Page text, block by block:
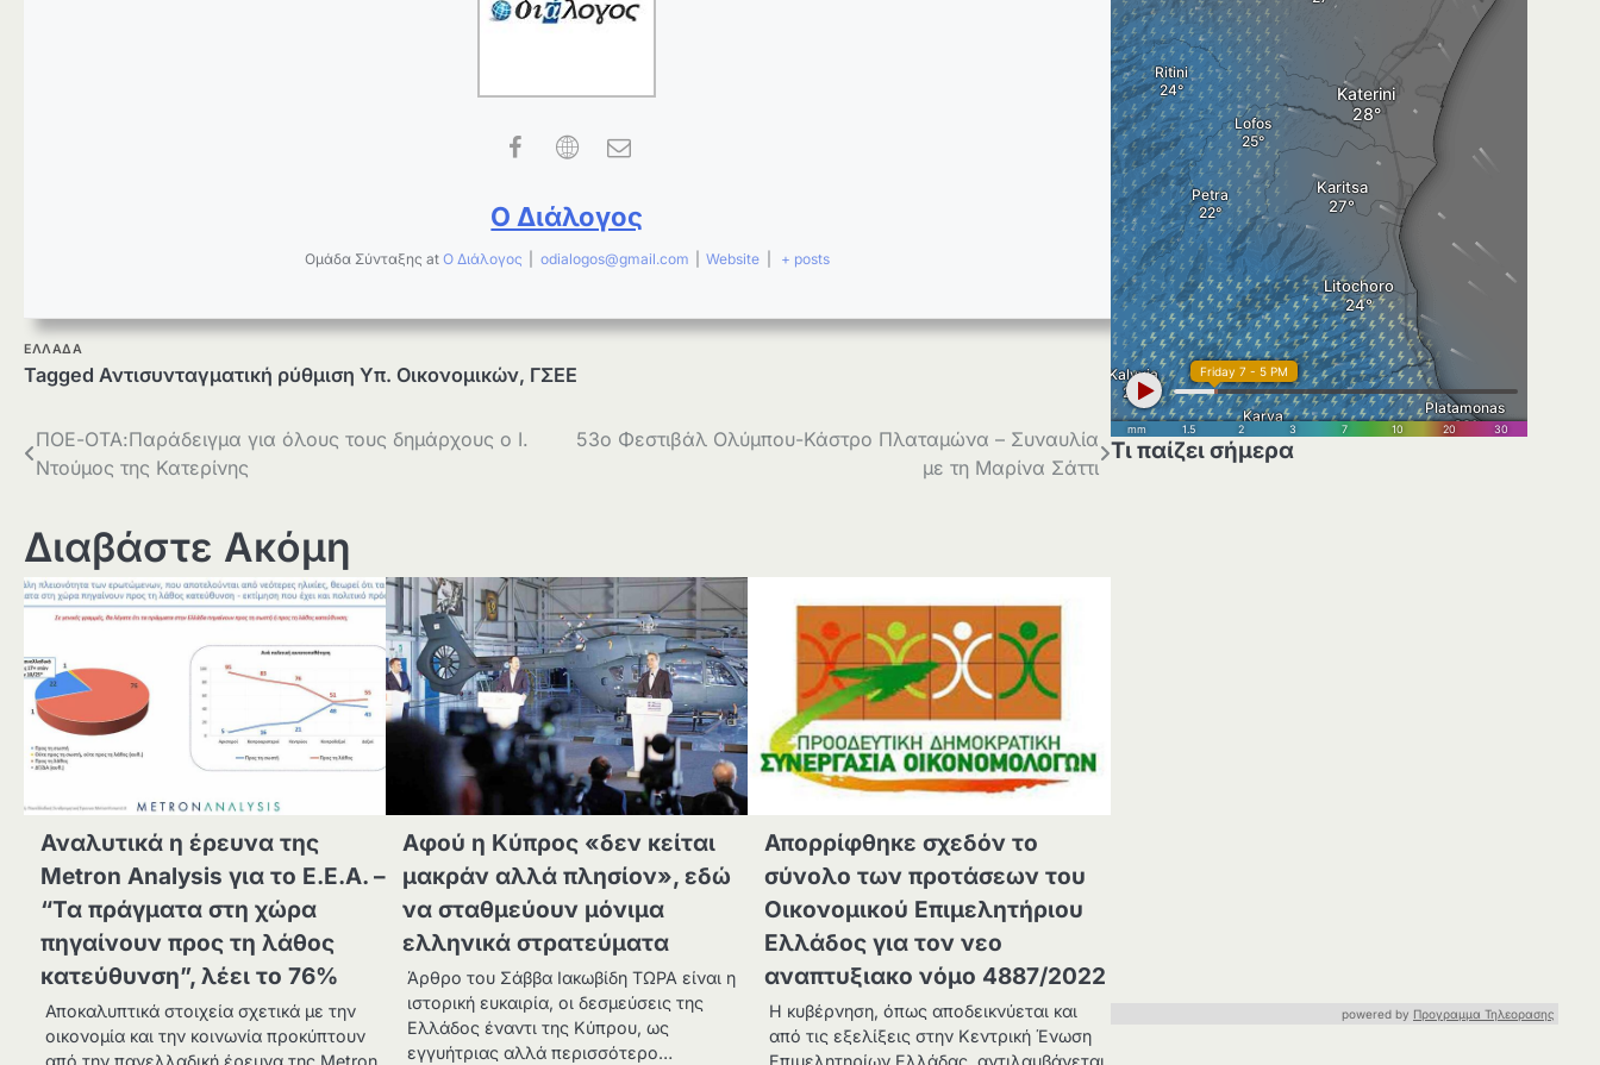
Ο Διάλογος
Ομάδα Σύνταξης at Ο Διάλογος odialogos@gmail.com Website + posts
ΕΛΛΑΔΑ
Tagged Αντισυνταγματική ρύθμιση Υπ. Οικονομικών, ΓΣΕΕ
Πλοήγηση
άρθρων
ΠΟΕ-ΟΤΑ:Παράδειγμα για όλους τους δημάρχους ο Ι.
Ντούμος της Κατερίνης
53ο Φεστιβάλ Ολύμπου-Κάστρο Πλαταμώνα – Συναυλία
με τη Μαρίνα Σάττι
Διαβάστε Ακόμη
Αναλυτικά η έρευνα της
Metron Analysis για το Ε.Ε.Α. –
“Τα πράγματα στη χώρα
πηγαίνουν προς τη λάθος
κατεύθυνση”, λέει το 76%
Αποκαλυπτικά στοιχεία σχετικά με την
οικονομία και την κοινωνία προκύπτουν
από την πανελλαδική έρευνα της Metron
Αφού η Κύπρος «δεν κείται
μακράν αλλά πλησίον», εδώ
να σταθμεύουν μόνιμα
ελληνικά στρατεύματα
Άρθρο του Σάββα Ιακωβίδη ΤΩΡΑ είναι η
ιστορική ευκαιρία, οι δεσμεύσεις της
Ελλάδος έναντι της Κύπρου, ως
εγγυήτριας αλλά περισσότερο…
Απορρίφθηκε σχεδόν το
σύνολο των προτάσεων του
Οικονομικού Επιμελητήριου
Ελλάδος για τον νεο
αναπτυξιακο νόμο 4887/2022
Η κυβέρνηση, όπως αποδεικνύεται και
από τις εξελίξεις στην Κεντρική Ένωση
Επιμελητηρίων Ελλάδας, αντιλαμβάνεται
Τι παίζει σήμερα
powered by Προγραμμα Τηλεορασης